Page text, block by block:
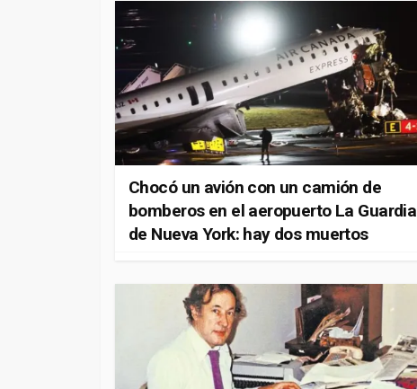
Chocó un avión con un camión de
bomberos en el aeropuerto La Guardia
de Nueva York: hay dos muertos